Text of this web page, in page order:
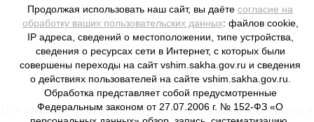
Электронная почта: vshim@gov14.ru
677000, г. Якутск, пр. Ленина 1, этаж 9-12
Вся информация представлена в ознакомительных целях и
Продолжая использовать наш сайт, вы даёте согласие на
обработку ваших пользовательских данных: файлов cookie,
IP адреса, сведений о местоположении, типе устройства,
сведения о ресурсах сети в Интернет, с которых были
совершены переходы на сайт vshim.sakha.gov.ru и сведения
о действиях пользователей на сайте vshim.sakha.gov.ru.
Обработка представляет собой предусмотренные
Федеральным законом от 27.07.2006 г. № 152-ФЗ «О